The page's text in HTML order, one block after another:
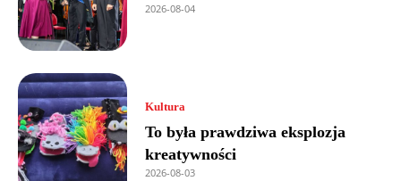
2026-08-04
Kultura
To była prawdziwa eksplozja
kreatywności
2026-08-03